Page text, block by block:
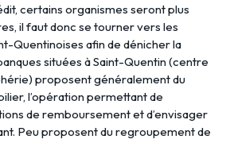
certains organismes seront plus
il faut donc se tourner vers les
Quentinoises afin de dénicher la
situées à Saint-Quentin (centre
proposent généralement du
l’opération permettant de
de remboursement et d’envisager
Peu proposent du regroupement de